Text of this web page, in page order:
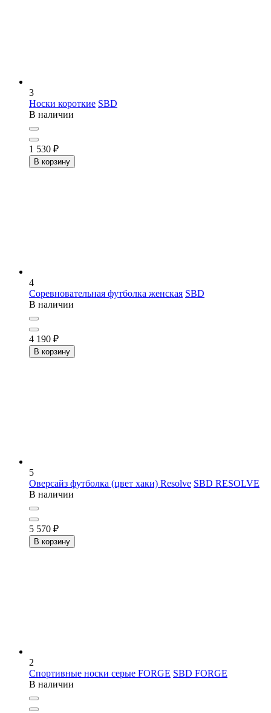
3
Носки короткие SBD
В наличии
1 530 ₽
В корзину
4
Соревновательная футболка женская SBD
В наличии
4 190 ₽
В корзину
5
Оверсайз футболка (цвет хаки) Resolve SBD RESOLVE
В наличии
5 570 ₽
В корзину
2
Спортивные носки серые FORGE SBD FORGE
В наличии